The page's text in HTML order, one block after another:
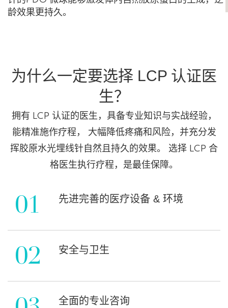
龄效果更持久。
为什么一定要选择 LCP 认证医
生？
拥有 LCP 认证的医生，具备专业知识与实战经验，
能精准施作疗程， 大幅降低疼痛和风险，并充分发
挥胶原水光埋线针自然且持久的效果。 选择 LCP 合
格医生执行疗程，是最佳保障。
01 先进完善的医疗设备 & 环境
02 安全与卫生
全面的专业咨询